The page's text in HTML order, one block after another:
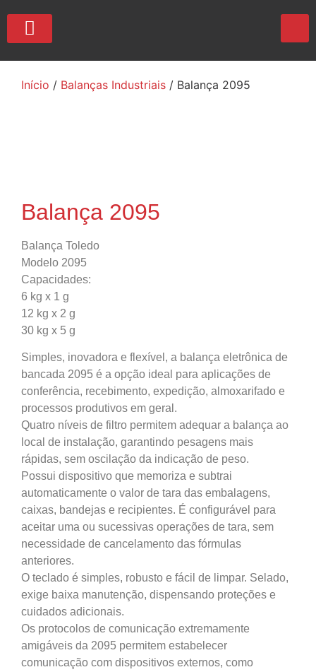
Início / Balanças Industriais / Balança 2095
Balança 2095
Balança Toledo
Modelo 2095
Capacidades:
6 kg x 1 g
12 kg x 2 g
30 kg x 5 g
Simples, inovadora e flexível, a balança eletrônica de
bancada 2095 é a opção ideal para aplicações de
conferência, recebimento, expedição, almoxarifado e
processos produtivos em geral.
Quatro níveis de filtro permitem adequar a balança ao
local de instalação, garantindo pesagens mais
rápidas, sem oscilação da indicação de peso.
Possui dispositivo que memoriza e subtrai
automaticamente o valor de tara das embalagens,
caixas, bandejas e recipientes. É configurável para
aceitar uma ou sucessivas operações de tara, sem
necessidade de cancelamento das fórmulas
anteriores.
O teclado é simples, robusto e fácil de limpar. Selado,
exige baixa manutenção, dispensando proteções e
cuidados adicionais.
Os protocolos de comunicação extremamente
amigáveis da 2095 permitem estabelecer
comunicação com dispositivos externos, como